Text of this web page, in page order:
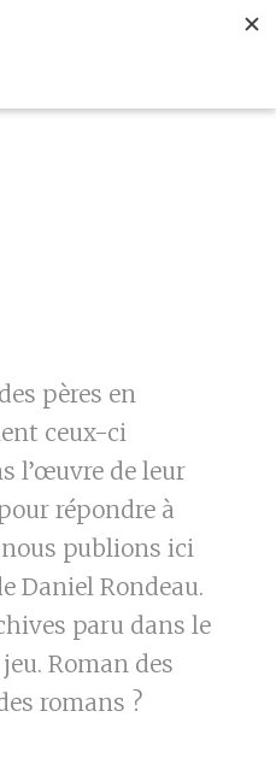
pères en
ceux-ci
l’œuvre de leur
répondre à
publions ici
Daniel Rondeau.
paru dans le
Roman des
romans ?